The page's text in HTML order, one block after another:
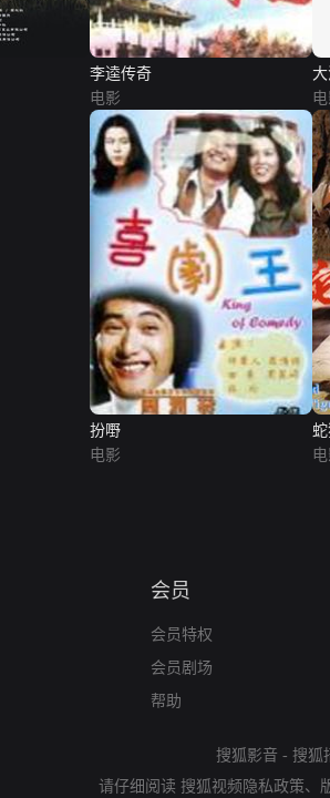
李逵传奇
电影
扮嘢
电影
会员
会员特权
会员剧场
帮助
搜狐影音 - 搜狐
请仔细阅读 搜狐视频隐私政策、